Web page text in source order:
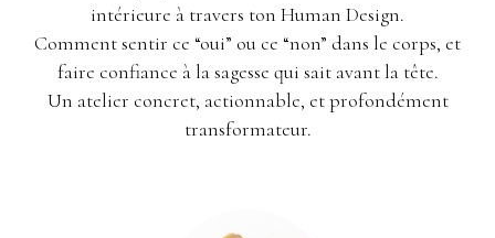
intérieure à travers ton Human Design.
Comment sentir ce “oui” ou ce “non” dans le corps, et
faire confiance à la sagesse qui sait avant la tête.
Un atelier concret, actionnable, et profondément
transformateur.